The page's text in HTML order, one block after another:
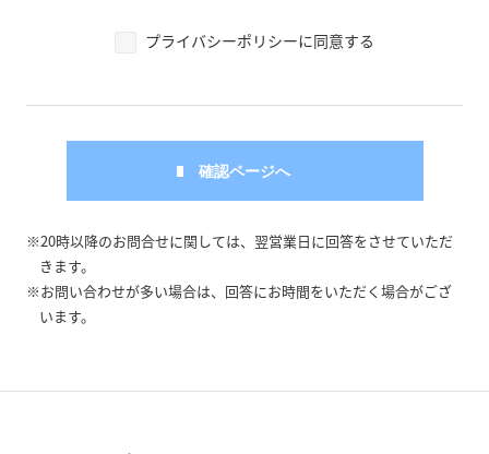
プライバシーポリシーに同意する
※20時以降のお問合せに関しては、翌営業日に回答をさせていただ
きます。
※お問い合わせが多い場合は、回答にお時間をいただく場合がござ
います。